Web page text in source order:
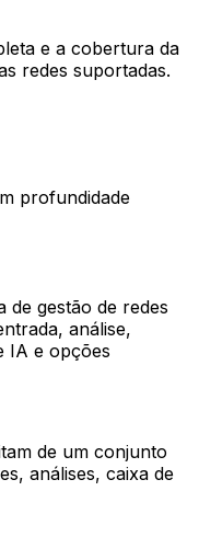
e a cobertura da
redes suportadas.
profundidade
de gestão de redes
análise,
IA e opções
de um conjunto
análises, caixa de